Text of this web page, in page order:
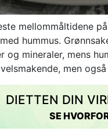
mellommåltidene
hummus.
og mineraler, mens
men
DIETTEN DIN
SE